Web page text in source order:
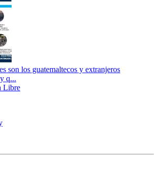
son los guatemaltecos y extranjeros
q...
Libre